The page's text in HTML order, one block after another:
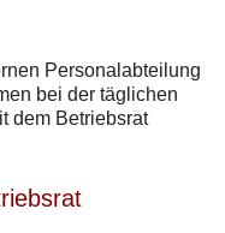
Personalabteilung
bei der täglichen
dem Betriebsrat